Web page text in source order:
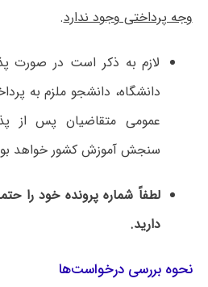
وجه پرداختی وجود ندارد.
لازم به ذکر است در صورت
دانشگاه، دانشجو ملزم به
عمومی متقاضیان پس از
سنجش آموزش کشور خواهد
لطفاً شماره پرونده خود را
دارید.
نحوه بررسی درخواست‌ها